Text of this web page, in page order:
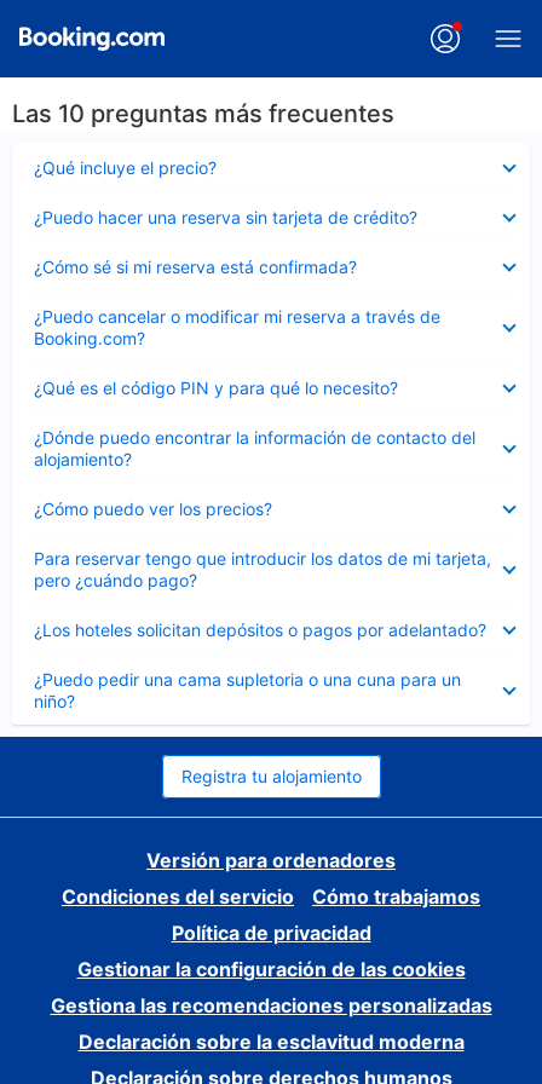
Las 10 preguntas más frecuentes
¿Qué incluye el precio?
cerrado
¿Puedo hacer una reserva sin tarjeta de crédito?
cerrado
¿Cómo sé si mi reserva está confirmada?
cerrado
¿Puedo cancelar o modificar mi reserva a través de
Booking.com?
cerrado
¿Qué es el código PIN y para qué lo necesito?
cerrado
¿Dónde puedo encontrar la información de contacto del
alojamiento?
cerrado
¿Cómo puedo ver los precios?
cerrado
Para reservar tengo que introducir los datos de mi tarjeta,
pero ¿cuándo pago?
cerrado
¿Los hoteles solicitan depósitos o pagos por adelantado?
cerrado
¿Puedo pedir una cama supletoria o una cuna para un
niño?
cerrado
Registra tu alojamiento
Versión para ordenadores
Condiciones del servicio
Cómo trabajamos
Política de privacidad
Gestionar la configuración de las cookies
Gestiona las recomendaciones personalizadas
Declaración sobre la esclavitud moderna
Declaración sobre derechos humanos